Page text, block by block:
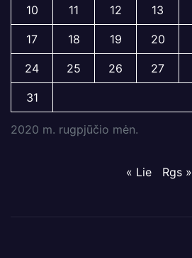
2020 m. rugpjūčio mėn.
10 11 12 13
17 18 19 20
24 25 26 27
31
« Lie Rgs »